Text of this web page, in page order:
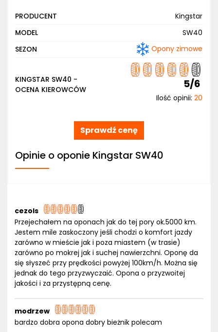
PRODUCENT
Kingstar
MODEL
SW40
SEZON
Opony zimowe
KINGSTAR SW40 -
OCENA KIEROWCÓW
5/6
Ilość opinii: 20
Sprawdź cenę
Opinie o oponie Kingstar SW40
cezols
Przejechałem na oponach jak do tej pory ok.5000 km.
Jestem mile zaskoczony jeśli chodzi o komfort jazdy
zarówno w mieście jak i poza miastem (w trasie)
zarówno po mokrej jak i suchej nawierzchni. Oponę da
się słyszeć przy prędkości powyżej 100km/h. Można się
jednak do tego przyzwyczaić. Opona o przyzwoitej
jakości i za przystępną cenę.
modrzew
bardzo dobra opona dobry bieżnik polecam